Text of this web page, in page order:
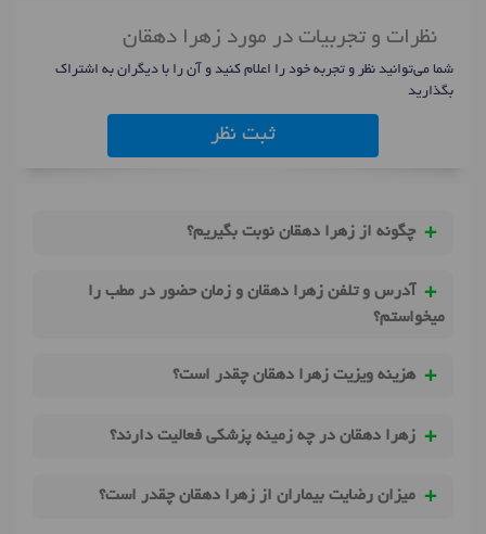
نظرات و تجربیات در مورد زهرا دهقان
شما می‌توانید نظر و تجربه خود را اعلام کنید و آن را با دیگران به اشتراک
بگذارید
ثبت نظر
چگونه از زهرا دهقان نوبت بگیریم؟
آدرس و تلفن زهرا دهقان و زمان حضور در مطب را
میخواستم؟
هزینه ویزیت زهرا دهقان چقدر است؟
زهرا دهقان در چه زمینه پزشکی فعالیت دارند؟
میزان رضایت بیماران از زهرا دهقان چقدر است؟